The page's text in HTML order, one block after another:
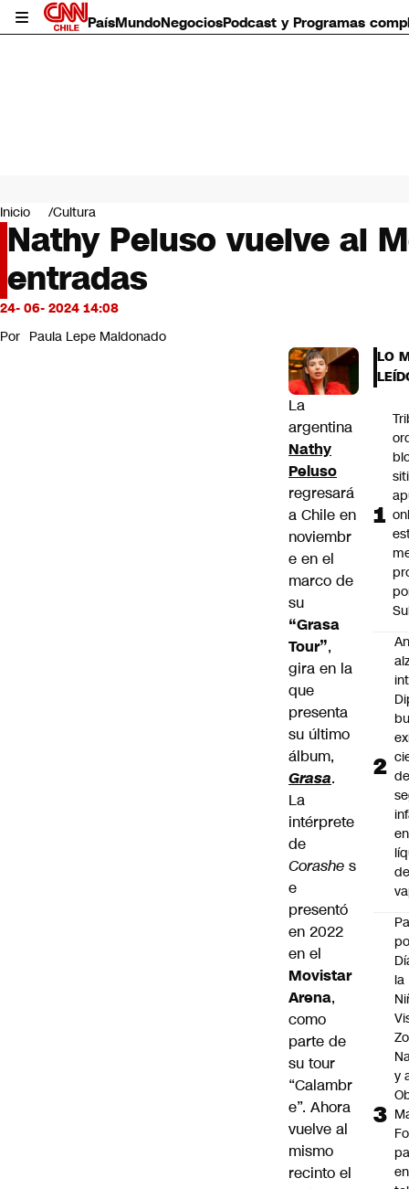
PaísMundoNegociosPodcast y Programas
Mundo
Negocios
Deportes
Programas completos
Cultura
Servicios
Bits
CNN Data
Inicio Cultura
Nathy Peluso vuelve al
entradas
24- 06- 2024 14:08
Por Paula Lepe Maldonado
La
argentina
Nathy
Peluso
regresará
a Chile en
noviembr
e en el
marco de
su
“Grasa
Tour”,
gira en la
que
presenta
su último
álbum,
Grasa.
La
intérprete
de
Corashe s
e
presentó
en 2022
en el
Movistar
Arena,
como
parte de
su tour
“Calambr
e”. Ahora
vuelve al
mismo
recinto el
LO
de
en
de
la
y
en